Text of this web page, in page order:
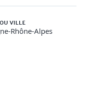
VILLE
Rhône-Alpes